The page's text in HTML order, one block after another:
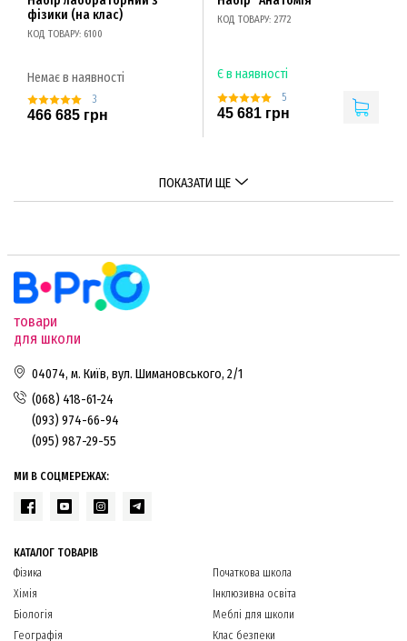
фізики (на клас)
КОД ТОВАРУ: 6100
Немає в наявності
3
466 685 грн
КОД ТОВАРУ: 2772
Є в наявності
5
45 681 грн
ПОКАЗАТИ ЩЕ
товари
для школи
04074, м. Київ, вул. Шимановського, 2/1
(068) 418-61-24
(093) 974-66-94
(095) 987-29-55
МИ В СОЦМЕРЕЖАХ:
КАТАЛОГ ТОВАРІВ
Фізика
Хімія
Біологія
Географія
Початкова школа
Інклюзивна освіта
Меблі для школи
Клас безпеки